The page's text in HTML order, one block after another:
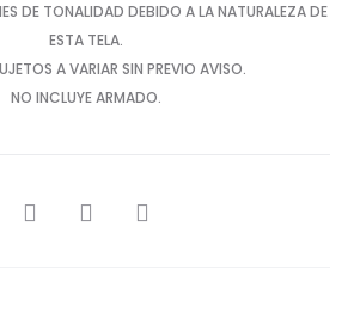
DE TONALIDAD DEBIDO A LA NATURALEZA DE
ESTA TELA.
A VARIAR SIN PREVIO AVISO.
NO INCLUYE ARMADO.
SHARE